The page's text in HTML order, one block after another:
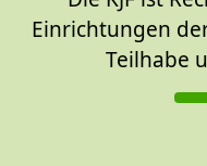
Einrichtungen
Teilhabe